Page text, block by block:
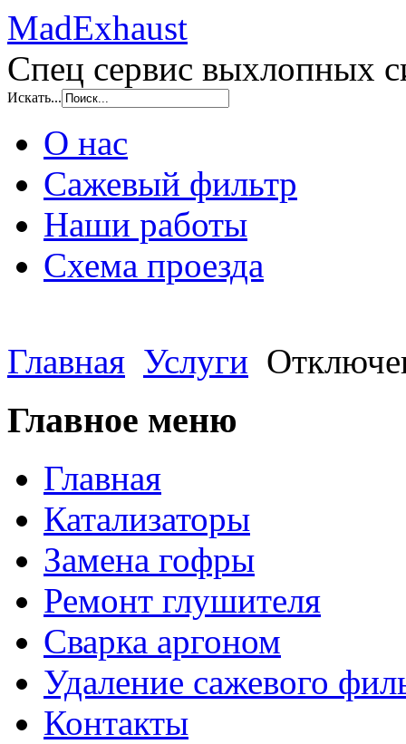
MadExhaust
Спец сервис выхлопных
Искать...
О нас
Сажевый фильтр
Наши работы
Схема проезда
Главная Услуги
Главное меню
Главная
Катализаторы
Замена гофры
Ремонт глушителя
Сварка аргоном
Удаление сажевого
Контакты